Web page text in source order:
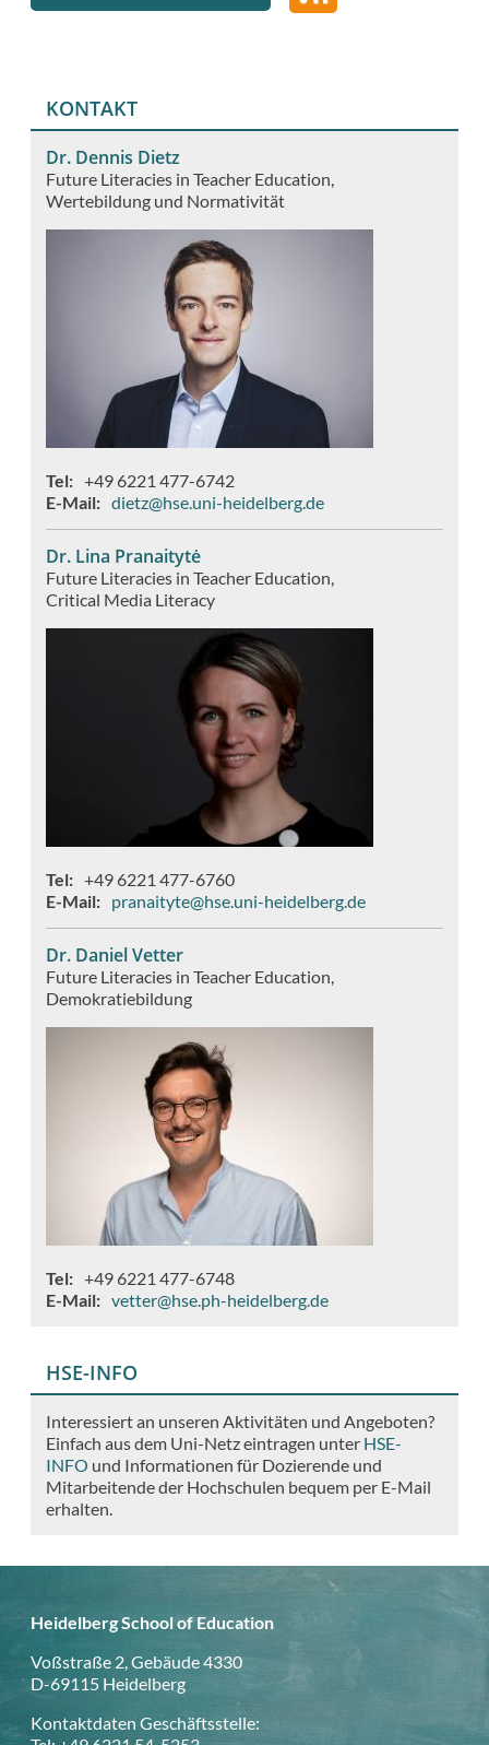
KONTAKT
Dr. Dennis Dietz
Future Literacies in Teacher Education
Wertebildung und Normativität
Tel
+49 6221 477-6742
E-Mail
dietz@hse.uni-heidelberg.de
Dr. Lina Pranaitytė
Future Literacies in Teacher Education
Critical Media Literacy
Tel
+49 6221 477-6760
E-Mail
pranaityte@hse.uni-heidelberg.de
Dr. Daniel Vetter
Future Literacies in Teacher Education
Demokratiebildung
Tel
+49 6221 477-6748
E-Mail
vetter@hse.ph-heidelberg.de
HSE-INFO
Interessiert an unseren Aktivitäten und Angeboten?
Einfach aus dem Uni-Netz eintragen unter HSE-
INFO und Informationen für Dozierende und
Mitarbeitende der Hochschulen bequem per E-Mail
erhalten.
Heidelberg School of Education
Voßstraße 2, Gebäude 4330
D-69115 Heidelberg
Kontaktdaten Geschäftsstelle: